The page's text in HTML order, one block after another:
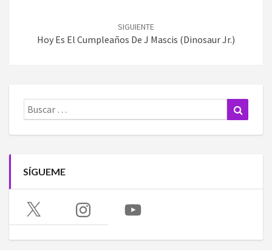
SIGUIENTE
Hoy Es El Cumpleaños De J Mascis (Dinosaur Jr.)
Buscar:
SÍGUEME
X Instagram YouTube